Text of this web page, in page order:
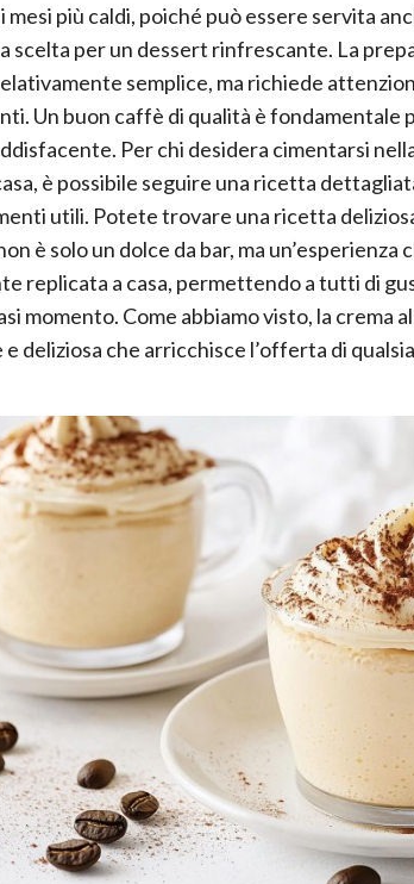
mesi più caldi, poiché può essere servita
scelta per un dessert rinfrescante. La
semplice, ma richiede
Un buon caffè di qualità è
Per chi desidera cimentarsi
è possibile seguire una ricetta
utili. Potete trovare una ricetta
è solo un dolce da bar, ma un’esperienza
replicata a casa, permettendo a tutti di
momento. Come abbiamo visto, la crema
deliziosa che arricchisce l’offerta di